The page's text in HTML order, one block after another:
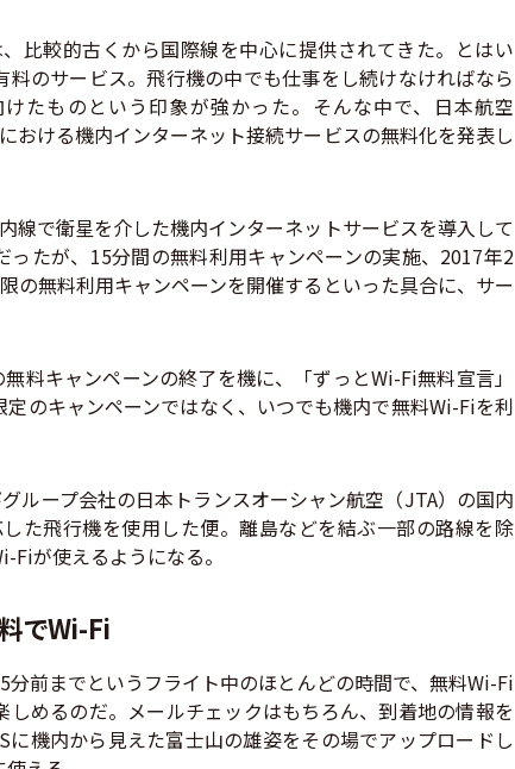
比較的古くから国際線を中心に提供されてきた。とはい
料のサービス。飛行機の中でも仕事をし続けなければなら
たものという印象が強かった。そんな中で、日本航空
おける機内インターネット接続サービスの無料化を発表し
線で衛星を介した機内インターネットサービスを導入して
ったが、15分間の無料利用キャンペーンの実施、2017年2
の無料利用キャンペーンを開催するといった具合に、サー
料キャンペーンの終了を機に、「ずっとWi-Fi無料宣言」
のキャンペーンではなく、いつでも機内で無料Wi-Fiを利
ループ会社の日本トランスオーシャン航空（JTA）の国内
た飛行機を使用した便。離島などを結ぶ一部の路線を除
Fiが使えるようになる。
でWi-Fi
前までというフライト中のほとんどの時間で、無料Wi-Fi
しめるのだ。メールチェックはもちろん、到着地の情報を
に機内から見えた富士山の雄姿をその場でアップロードし